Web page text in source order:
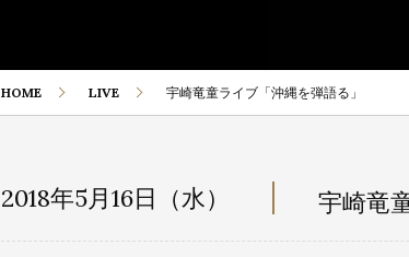
HOME LIVE 宇崎竜童ライブ「沖縄を弾語る」
2018年5月16日（水） 宇崎竜